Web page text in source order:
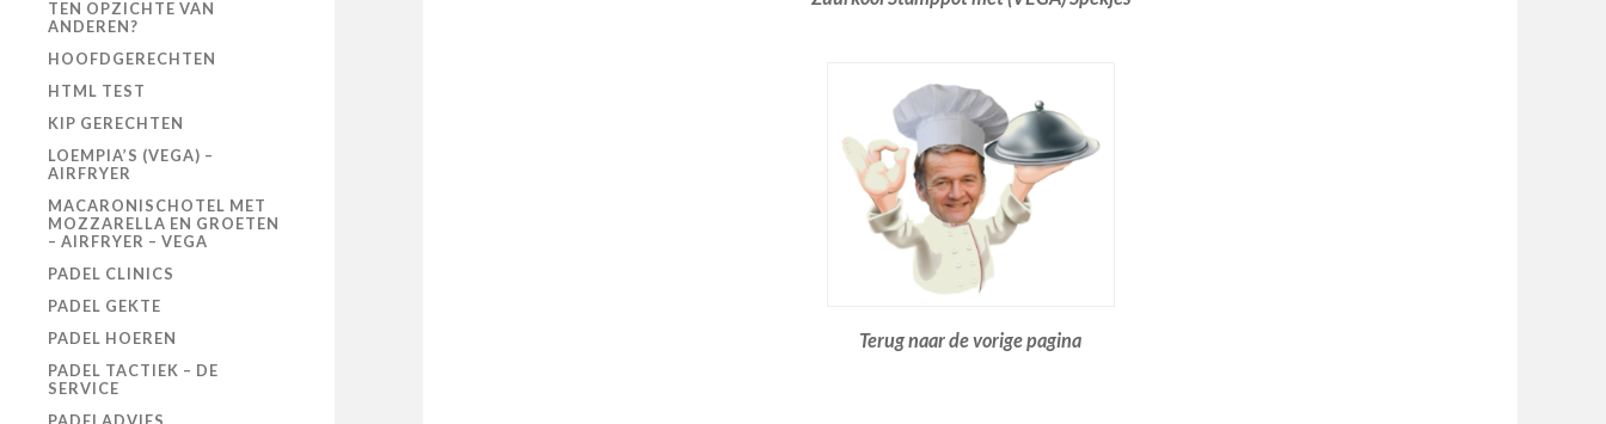
TEN OPZICHTE VAN
ANDEREN?
HOOFDGERECHTEN
HTML TEST
KIP GERECHTEN
LOEMPIA’S (VEGA) –
AIRFRYER
MACARONISCHOTEL MET
MOZZARELLA EN GROETEN
– AIRFRYER – VEGA
PADEL CLINICS
PADEL GEKTE
PADEL HOEREN
PADEL TACTIEK – DE
SERVICE
Terug naar de vorige pagina